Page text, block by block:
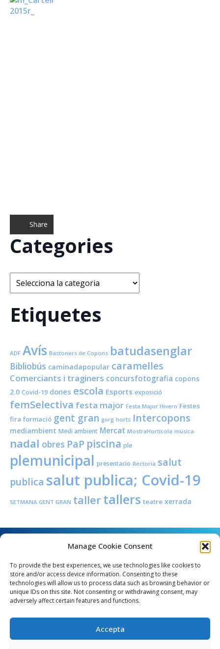
Manage Cookie Consent
To provide the best experiences, we use technologies like cookies to
store and/or access device information. Consenting to these
technologies will allow us to process data such as browsing behavior or
unique IDs on this site. Not consenting or withdrawing consent, may
adversely affect certain features and functions.
Accepta
Share
Categories
Categories
Etiquetes
ADF Avís Bastoners de Copons batudasenglar
Bibliobús caminadapopular caramelles
Comerciants i traginers concursfotografia copons
2.0 Covid-19 dones escola Esports exposició
femSelectiva festa major Festa Major Hivern Festes
fira formació gent gran gorg horts Intercopons
mediambient Medi ambient Mercat MostraHortícola música
nadal obres PaP piscina ple
plemunicipal presentacio Rectoria salut
publica salut publica; Covid-19
SETMANA GENT GRAN taller tallers teatre xerrada
Angel Guimerà, 8 - 08289 Copons
e_mail: copons@copons.cat